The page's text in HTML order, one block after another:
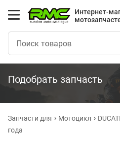
Интернет-
Подобрать запчасть
Запчасти для Мотоцикл DUCATI
года